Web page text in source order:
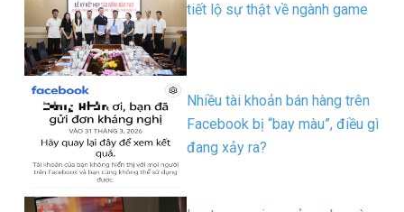
tiết lộ sự thật về ngành game
Nhiều tài khoản bán hàng trên
Facebook bị “bay màu”, điều gì
đang xảy ra?